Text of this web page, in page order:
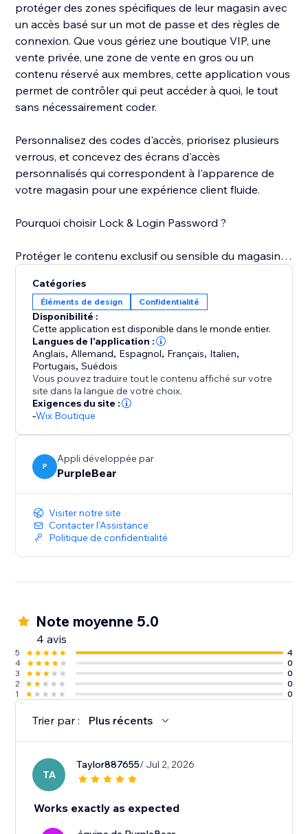
protéger des zones spécifiques de leur magasin avec
un accès basé sur un mot de passe et des règles de
connexion. Que vous gériez une boutique VIP, une
vente privée, une zone de vente en gros ou un
contenu réservé aux membres, cette application vous
permet de contrôler qui peut accéder à quoi, le tout
sans nécessairement coder.
Personnalisez des codes d'accès, priorisez plusieurs
verrous, et concevez des écrans d'accès
personnalisés qui correspondent à l'apparence de
votre magasin pour une expérience client fluide.
Pourquoi choisir Lock & Login Password ?
Protéger le contenu exclusif ou sensible du magasin.
avant-première ou des expériences VIP.
Créer des écrans d'accès professionnels et
personnalisés.
Gérer plusieurs scénarios d'accès à partir d'un seul
tableau de bord.
Aucun codage requis — installation rapide et contrôle
facile.
Lock & Login Password vous offre un contrôle
complet sur qui peut accéder au contenu de votre
magasin, vous aidant ainsi à créer de l'exclusivité, à
protéger vos ressources et à offrir une expérience
Catégories
Éléments de design Confidentialité
Disponibilité :
Cette application est disponible dans le monde entier.
Langues de l'application :
Anglais, Allemand, Espagnol, Français, Italien,
Portugais,Suédois
Vous pouvez traduire tout le contenu affiché sur votre
site dans la langue de votre choix.
Exigences du site :
-Wix Boutique
P
Appli développée par
PurpleBear
Visiter notre site
Contacter l'Assistance
Politique de confidentialité
Note moyenne 5.0
4 avis
5
4
4
0
3
0
2
0
1
0
Trier par : Plus récents
TA
Taylor887655/ Jul 2, 2026
Works exactly as expected